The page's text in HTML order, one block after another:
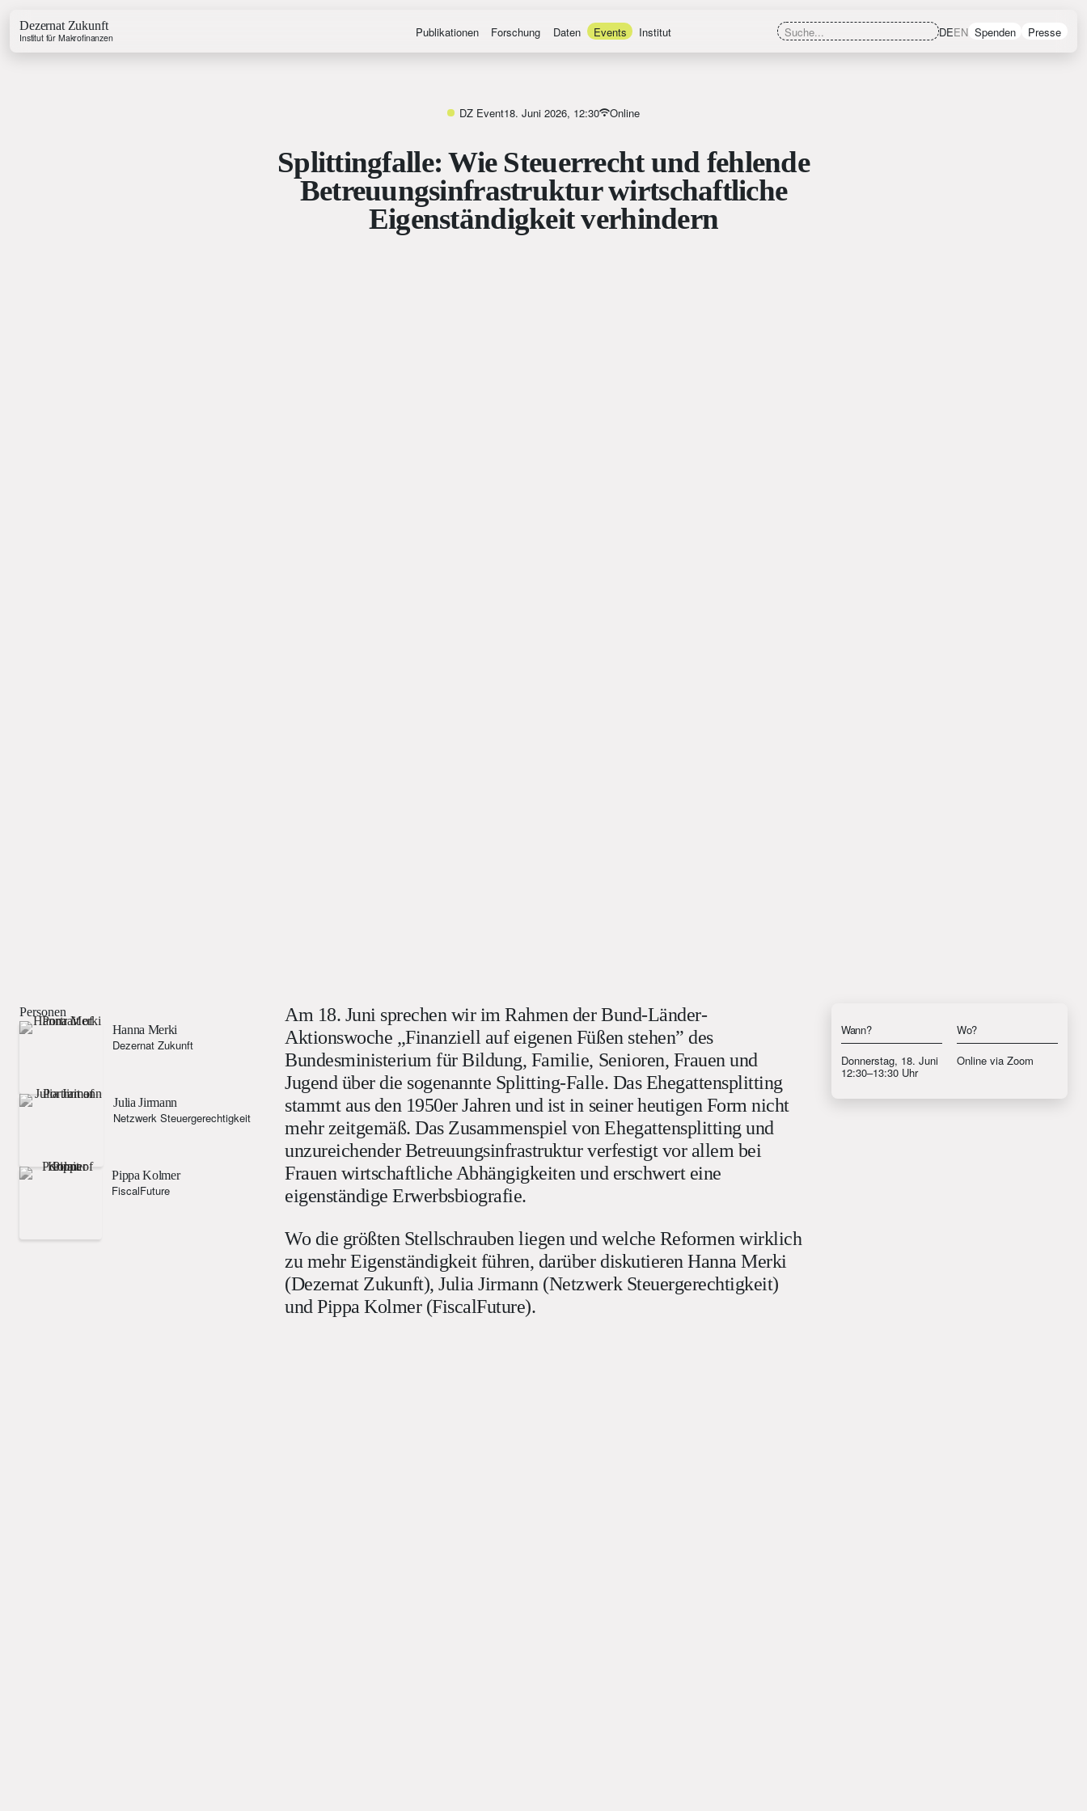
Dezernat Zukunft
Institut für Makrofinanzen Publikationen Forschung Daten Events Institut DEEN Spenden Presse
DZ Event18. Juni 2026, 12:30 Online
Splittingfalle: Wie Steuerrecht und fehlende
Betreuungsinfrastruktur wirtschaftliche
Eigenständigkeit verhindern
Personen
Hanna Merki
Dezernat Zukunft
Julia Jirmann
Netzwerk Steuergerechtigkeit
Pippa Kolmer
FiscalFuture
Am 18. Juni sprechen wir im Rahmen der Bund-Länder-
Aktionswoche „Finanziell auf eigenen Füßen stehen” des
Bundesministerium für Bildung, Familie, Senioren, Frauen und
Jugend über die sogenannte Splitting-Falle. Das Ehegattensplitting
stammt aus den 1950er Jahren und ist in seiner heutigen Form nicht
mehr zeitgemäß. Das Zusammenspiel von Ehegattensplitting und
unzureichender Betreuungsinfrastruktur verfestigt vor allem bei
Frauen wirtschaftliche Abhängigkeiten und erschwert eine
eigenständige Erwerbsbiografie.
Wo die größten Stellschrauben liegen und welche Reformen wirklich
zu mehr Eigenständigkeit führen, darüber diskutieren Hanna Merki
(Dezernat Zukunft), Julia Jirmann (Netzwerk Steuergerechtigkeit)
und Pippa Kolmer (FiscalFuture).
Wann?
Donnerstag, 18. Juni
12:30–13:30 Uhr
Wo?
Online via Zoom